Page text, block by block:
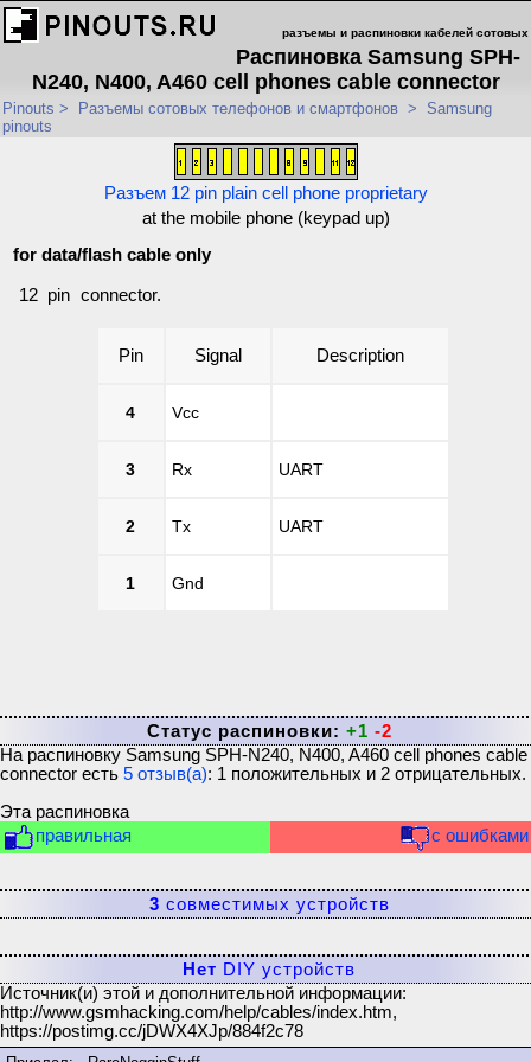
разъемы и распиновки кабелей сотовых
Распиновка Samsung SPH-
N240, N400, A460 cell phones cable connector
Pinouts > Разъемы сотовых телефонов и смартфонов > Samsung
pinouts
Разъем 12 pin plain cell phone proprietary
at the mobile phone (keypad up)
for data/flash cable only
12 pin connector.
Pin Signal Description
4 Vcc
3 Rx UART
2 Tx UART
1 Gnd
Статус распиновки: +1 -2
На распиновку Samsung SPH-N240, N400, A460 cell phones cable
connector есть 5 отзыв(а): 1 положительных и 2 отрицательных.
Эта распиновка
правильная
с ошибками
3 совместимых устройств
Нет DIY устройств
Источник(и) этой и дополнительной информации:
http://www.gsmhacking.com/help/cables/index.htm,
https://postimg.cc/jDWX4XJp/884f2c78